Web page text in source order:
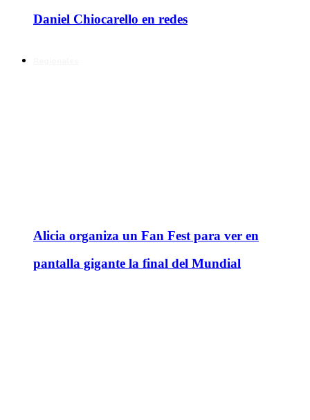
Daniel Chiocarello en redes
Alicia organiza un Fan Fest para ver en
pantalla gigante la final del Mundial